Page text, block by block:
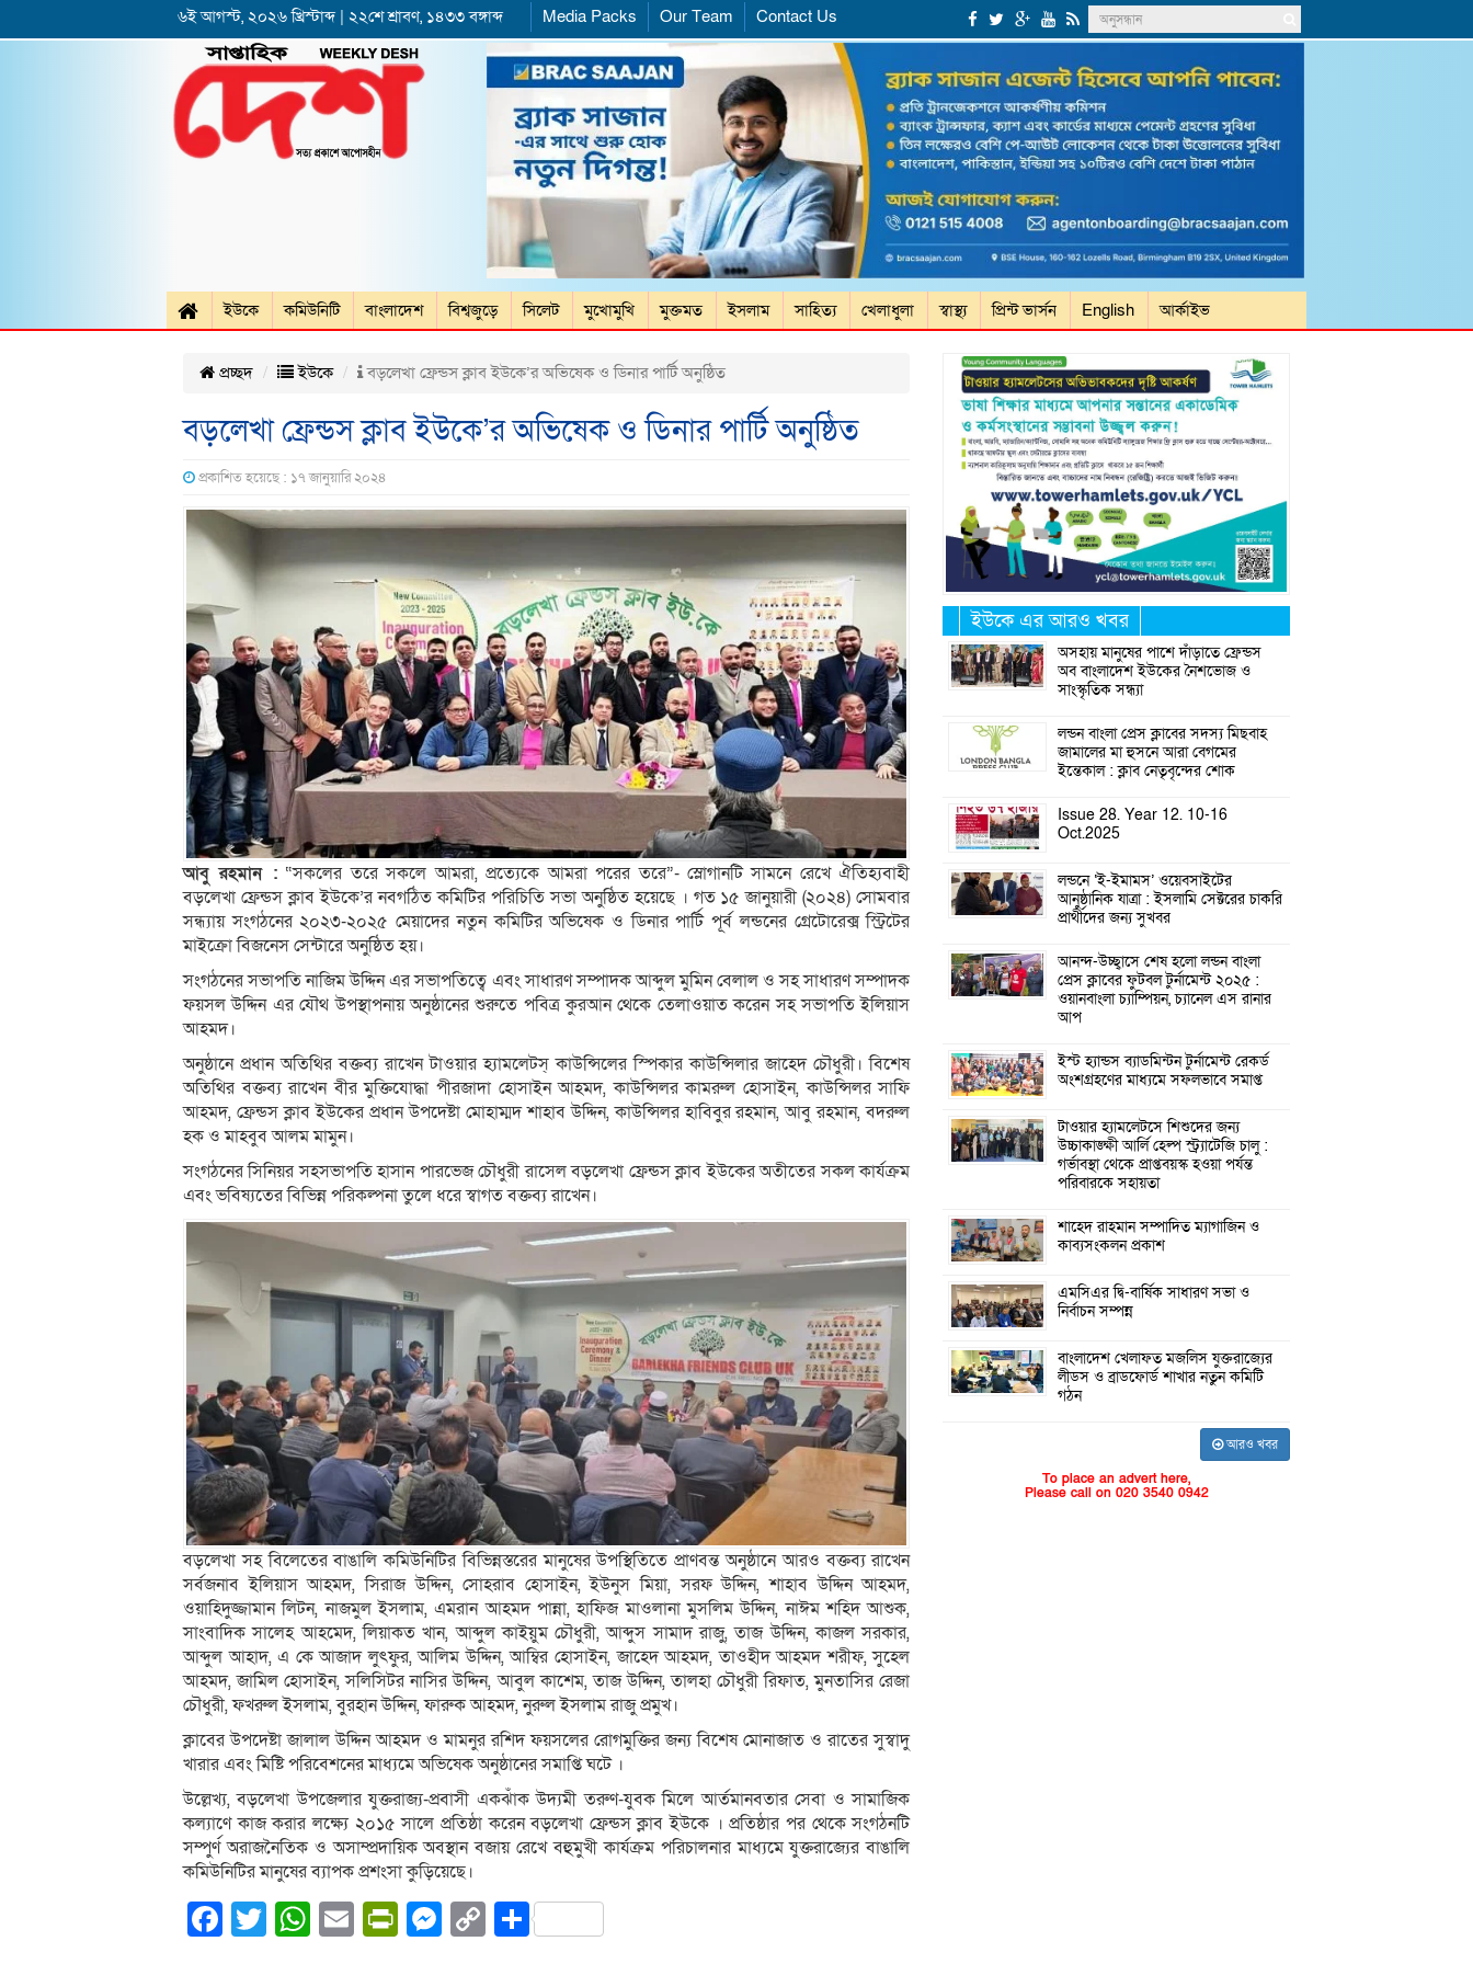
৬ই আগস্ট, ২০২৬ খ্রিস্টাব্দ | ২২শে শ্রাবণ, ১৪৩৩ বঙ্গাব্দ Media Packs Our Team Contact Us
ইউকে কমিউনিটি বাংলাদেশ বিশ্বজুড়ে সিলেট মুখোমুখি মুক্তমত ইসলাম সাহিত্য খেলাধুলা স্বাস্থ্য প্রিন্ট ভার্সন English আর্কাইভ
প্রচ্ছদ ইউকে বড়লেখা ফ্রেন্ডস ক্লাব ইউকে’র অভিষেক ও ডিনার পার্টি অনুষ্ঠিত
বড়লেখা ফ্রেন্ডস ক্লাব ইউকে’র অভিষেক ও ডিনার পার্টি অনুষ্ঠিত
প্রকাশিত হয়েছে : ১৭ জানুয়ারি ২০২৪
আবু রহমান :“সকলের তরে সকলে আমরা, প্রত্যেকে আমরা পরের তরে”- স্লোগানটি সামনে রেখে ঐতিহ্যবাহী
বড়লেখা ফ্রেন্ডস ক্লাব ইউকে’র নবগঠিত কমিটির পরিচিতি সভা অনুষ্ঠিত হয়েছে । গত ১৫ জানুয়ারী (২০২৪) সোমবার
সন্ধ্যায় সংগঠনের ২০২৩-২০২৫ মেয়াদের নতুন কমিটির অভিষেক ও ডিনার পার্টি পূর্ব লন্ডনের গ্রেটোরেক্স স্ট্রিটের
মাইক্রো বিজনেস সেন্টারে অনুষ্ঠিত হয়।
সংগঠনের সভাপতি নাজিম উদ্দিন এর সভাপতিত্বে এবং সাধারণ সম্পাদক আব্দুল মুমিন বেলাল ও সহ সাধারণ সম্পাদক
ফয়সল উদ্দিন এর যৌথ উপস্থাপনায় অনুষ্ঠানের শুরুতে পবিত্র কুরআন থেকে তেলাওয়াত করেন সহ সভাপতি ইলিয়াস
আহমদ।
অনুষ্ঠানে প্রধান অতিথির বক্তব্য রাখেন টাওয়ার হ্যামলেটস্ কাউন্সিলের স্পিকার কাউন্সিলার জাহেদ চৌধুরী। বিশেষ
অতিথির বক্তব্য রাখেন বীর মুক্তিযোদ্ধা পীরজাদা হোসাইন আহমদ, কাউন্সিলর কামরুল হোসাইন, কাউন্সিলর সাফি
আহমদ, ফ্রেন্ডস ক্লাব ইউকের প্রধান উপদেষ্টা মোহাম্মদ শাহাব উদ্দিন, কাউন্সিলর হাবিবুর রহমান, আবু রহমান, বদরুল
হক ও মাহবুব আলম মামুন।
সংগঠনের সিনিয়র সহসভাপতি হাসান পারভেজ চৌধুরী রাসেল বড়লেখা ফ্রেন্ডস ক্লাব ইউকের অতীতের সকল কার্যক্রম
এবং ভবিষ্যতের বিভিন্ন পরিকল্পনা তুলে ধরে স্বাগত বক্তব্য রাখেন।
বড়লেখা সহ বিলেতের বাঙালি কমিউনিটির বিভিন্নস্তরের মানুষের উপস্থিতিতে প্রাণবন্ত অনুষ্ঠানে আরও বক্তব্য রাখেন
সর্বজনাব ইলিয়াস আহমদ, সিরাজ উদ্দিন, সোহরাব হোসাইন, ইউনুস মিয়া, সরফ উদ্দিন, শাহাব উদ্দিন আহমদ,
ওয়াহিদুজ্জামান লিটন, নাজমুল ইসলাম, এমরান আহমদ পান্না, হাফিজ মাওলানা মুসলিম উদ্দিন, নাঈম শহিদ আশুক,
সাংবাদিক সালেহ আহমেদ, লিয়াকত খান, আব্দুল কাইয়ুম চৌধুরী, আব্দুস সামাদ রাজু, তাজ উদ্দিন, কাজল সরকার,
আব্দুল আহাদ, এ কে আজাদ লুৎফুর, আলিম উদ্দিন, আম্বির হোসাইন, জাহেদ আহমদ, তাওহীদ আহমদ শরীফ, সুহেল
আহমদ, জামিল হোসাইন, সলিসিটর নাসির উদ্দিন, আবুল কাশেম, তাজ উদ্দিন, তালহা চৌধুরী রিফাত, মুনতাসির রেজা
চৌধুরী, ফখরুল ইসলাম, বুরহান উদ্দিন, ফারুক আহমদ, নুরুল ইসলাম রাজু প্রমুখ।
ক্লাবের উপদেষ্টা জালাল উদ্দিন আহমদ ও মামনুর রশিদ ফয়সলের রোগমুক্তির জন্য বিশেষ মোনাজাত ও রাতের সুস্বাদু
খারার এবং মিষ্টি পরিবেশনের মাধ্যমে অভিষেক অনুষ্ঠানের সমাপ্তি ঘটে ।
উল্লেখ্য, বড়লেখা উপজেলার যুক্তরাজ্য-প্রবাসী একঝাঁক উদ্যমী তরুণ-যুবক মিলে আর্তমানবতার সেবা ও সামাজিক
কল্যাণে কাজ করার লক্ষ্যে ২০১৫ সালে প্রতিষ্ঠা করেন বড়লেখা ফ্রেন্ডস ক্লাব ইউকে । প্রতিষ্ঠার পর থেকে সংগঠনটি
সম্পুর্ণ অরাজনৈতিক ও অসাম্প্রদায়িক অবস্থান বজায় রেখে বহুমুখী কার্যক্রম পরিচালনার মাধ্যমে যুক্তরাজ্যের বাঙালি
কমিউনিটির মানুষের ব্যাপক প্রশংসা কুড়িয়েছে।
Facebook
Twitter
WhatsApp
EmailPrintFriendly
Messenger
CopyShare
ইউকে এর আরও খবর
অসহায় মানুষের পাশে দাঁড়াতে ফ্রেন্ডস
অব বাংলাদেশ ইউকের নৈশভোজ ও
সাংস্কৃতিক সন্ধ্যা
লন্ডন বাংলা প্রেস ক্লাবের সদস্য মিছবাহ
জামালের মা হুসনে আরা বেগমের
ইন্তেকাল : ক্লাব নেতৃবৃন্দের শোক
Issue 28. Year 12. 10-16
Oct.2025
লন্ডনে ‘ই-ইমামস’ ওয়েবসাইটের
আনুষ্ঠানিক যাত্রা : ইসলামি সেক্টরের চাকরি
প্রার্থীদের জন্য সুখবর
আনন্দ-উচ্ছ্বাসে শেষ হলো লন্ডন বাংলা
প্রেস ক্লাবের ফুটবল টুর্নামেন্ট ২০২৫ :
ওয়ানবাংলা চ্যাম্পিয়ন, চ্যানেল এস রানার
আপ
ইস্ট হ্যান্ডস ব্যাডমিন্টন টুর্নামেন্ট রেকর্ড
অংশগ্রহণের মাধ্যমে সফলভাবে সমাপ্ত
টাওয়ার হ্যামলেটসে শিশুদের জন্য
উচ্চাকাঙ্ক্ষী আর্লি হেল্প স্ট্র্যাটেজি চালু :
গর্ভাবস্থা থেকে প্রাপ্তবয়স্ক হওয়া পর্যন্ত
পরিবারকে সহায়তা
শাহেদ রাহমান সম্পাদিত ম্যাগাজিন ও
কাব্যসংকলন প্রকাশ
এমসিএর দ্বি-বার্ষিক সাধারণ সভা ও
নির্বাচন সম্পন্ন
বাংলাদেশ খেলাফত মজলিস যুক্তরাজ্যের
লীডস ও ব্রাডফোর্ড শাখার নতুন কমিটি
গঠন
আরও খবর
To place an advert here,
Please call on 020 3540 0942